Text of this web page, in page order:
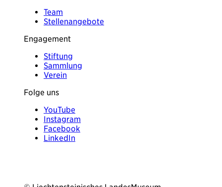
Team
Stellenangebote
Engagement
Stiftung
Sammlung
Verein
Folge uns
YouTube
Instagram
Facebook
LinkedIn